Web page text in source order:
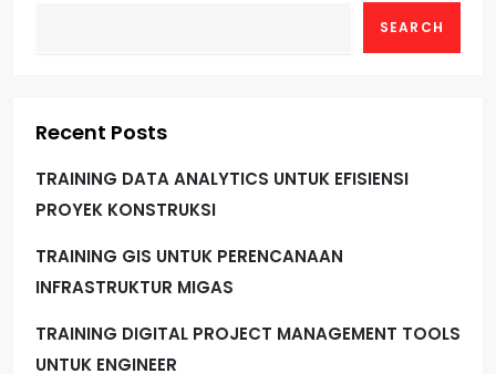
SEARCH
Recent Posts
TRAINING DATA ANALYTICS UNTUK EFISIENSI
PROYEK KONSTRUKSI
TRAINING GIS UNTUK PERENCANAAN
INFRASTRUKTUR MIGAS
TRAINING DIGITAL PROJECT MANAGEMENT TOOLS
UNTUK ENGINEER